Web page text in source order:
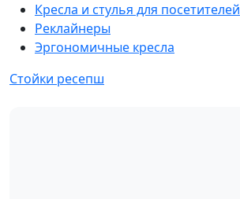
Кресла и стулья для посетителей
Реклайнеры
Эргономичные кресла
Стойки ресепш